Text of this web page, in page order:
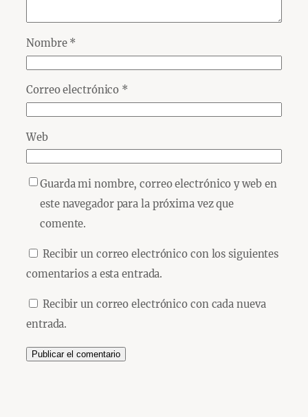
Nombre *
Correo electrónico *
Web
Guarda mi nombre, correo electrónico y web en
este navegador para la próxima vez que
comente.
Recibir un correo electrónico con los siguientes
comentarios a esta entrada.
Recibir un correo electrónico con cada nueva
entrada.